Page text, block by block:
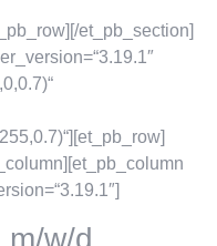
et_pb_section]
m/w/d